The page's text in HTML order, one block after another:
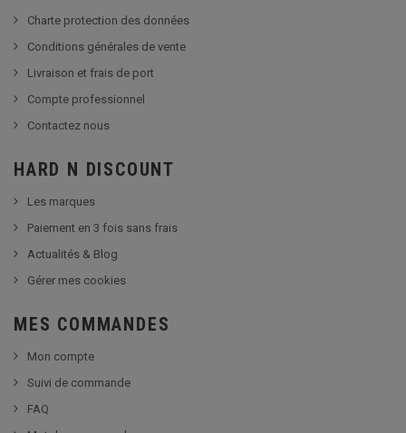
Charte protection des données
Conditions générales de vente
Livraison et frais de port
Compte professionnel
Contactez nous
HARD N DISCOUNT
Les marques
Paiement en 3 fois sans frais
Actualités & Blog
Gérer mes cookies
MES COMMANDES
Mon compte
Suivi de commande
FAQ